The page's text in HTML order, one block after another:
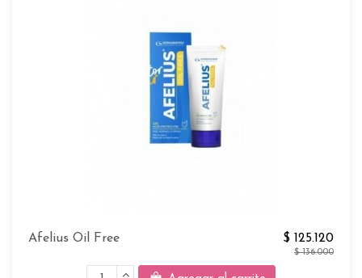
Afelius Oil Free $ 125.120
$ 136.000